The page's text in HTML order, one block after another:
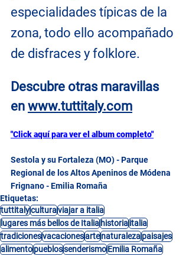
especialidades típicas de la
zona, todo ello acompañado
de disfraces y folklore.
Descubre otras maravillas
en www.tuttitaly.com
"Click aquí para ver el album completo"
Sestola y su Fortaleza (MO) - Parque
Regional de los Altos Apeninos de Módena
Frignano - Emilia Romaña
Etiquetas:
tuttitalyculturaviajar a italia
lugares más bellos de Italiahistoriaitalia
tradicionesvacacionesartenaturalezapaisajes
alimentopueblossenderismoEmilia Romaña